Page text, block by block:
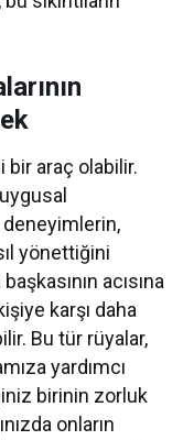
bir araç olabilir.
yönettiğini
acısına
karşı daha
Bu tür rüyalar,
yardımcı
birinin zorluk
onların